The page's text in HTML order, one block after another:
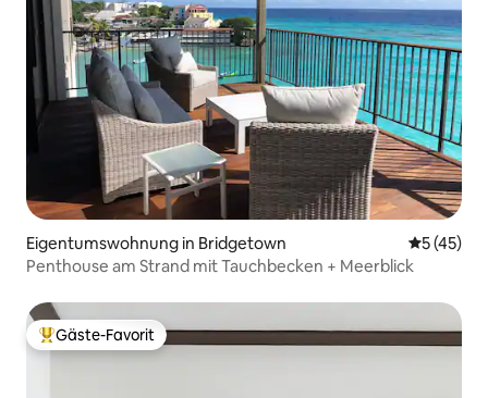
Eigentumswohnung in Bridgetown
5 (45)
Penthouse am Strand mit Tauchbecken + Meerblick
Beliebter Gäste-Favorit.
Gäste-Favorit